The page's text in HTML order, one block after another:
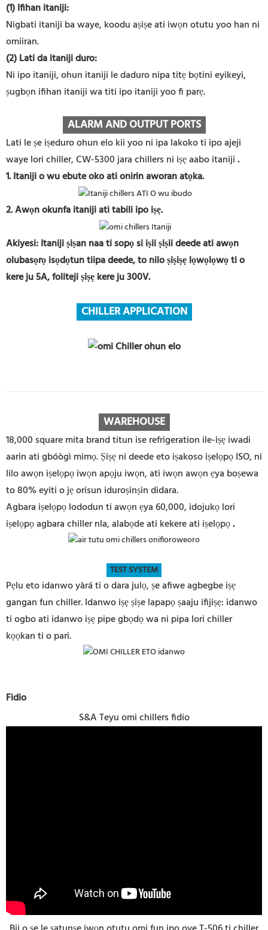
(1) Ifihan itaniji:
Nigbati itaniji ba waye, koodu aṣiṣe ati iwọn otutu yoo han ni
omiiran.
(2) Lati da itaniji duro:
Ni ipo itaniji, ohun itaniji le daduro nipa titẹ bọtini eyikeyi,
ṣugbọn ifihan itaniji wa titi ipo itaniji yoo fi parẹ.
ALARM AND OUTPUT PORTS
Lati le ṣe iṣeduro ohun elo kii yoo ni ipa lakoko ti ipo ajeji
waye lori chiller, CW-5300 jara chillers ni iṣẹ aabo itaniji.
1. Itaniji o wu ebute oko ati onirin aworan atọka.
2. Awọn okunfa itaniji ati tabili ipo iṣẹ.
Akiyesi: Itaniji ṣiṣan naa ti sopọ si iṣii ṣiṣii deede ati awọn
olubasọrọ isọdọtun tiipa deede, to nilo ṣiṣiṣẹ lọwọlọwọ ti o
kere ju 5A, foliteji ṣiṣẹ kere ju 300V.
CHILLER APPLICATION
WAREHOUSE
18,000 square mita brand titun ise refrigeration ile-iṣẹ iwadi
aarin ati gbóògì mimọ. Ṣiṣẹ ni deede eto iṣakoso iṣelọpọ ISO, ni
lilo awọn iṣelọpọ iwọn apọju iwọn, ati iwọn awọn ẹya boṣewa
to 80% eyiti o jẹ orisun iduroṣinṣin didara.
Agbara iṣelọpọ lododun ti awọn ẹya 60,000, idojukọ lori
iṣelọpọ agbara chiller nla, alabọde ati kekere ati iṣelọpọ.
TEST SYSTEM
Pẹlu eto idanwo yàrá ti o dara julọ, ṣe afiwe agbegbe iṣẹ
gangan fun chiller. Idanwo iṣẹ ṣiṣe lapapọ ṣaaju ifijiṣẹ: idanwo
ti ogbo ati idanwo iṣẹ pipe gbọdọ wa ni pipa lori chiller
kọọkan ti o pari.
Fidio
S&A Teyu omi chillers fidio